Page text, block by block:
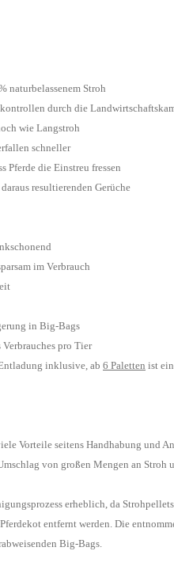
Stroh
durch die
wie Langstroh
schneller
Pferde die Einstreu fressen
resultierenden Gerüche
im Verbrauch
in Big-Bags
pro Tier
inklusive, ab 6 Paletten ist
Vorteile seitens Handhabung und
von großen Mengen an Stroh
erheblich, da
entfernt werden. Die
Big-Bags.